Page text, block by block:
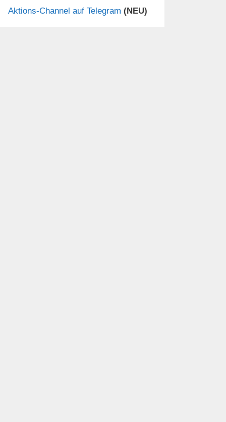
Aktions-Channel auf Telegram (NEU)